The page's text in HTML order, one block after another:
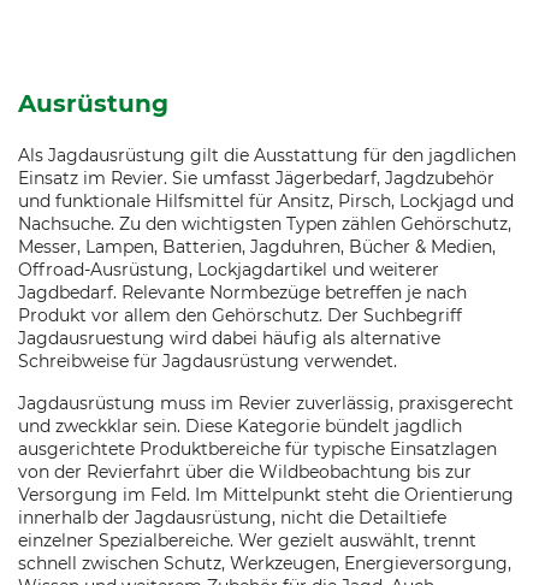
Ausrüstung
Als Jagdausrüstung gilt die Ausstattung für den jagdlichen
Einsatz im Revier. Sie umfasst Jägerbedarf, Jagdzubehör
und funktionale Hilfsmittel für Ansitz, Pirsch, Lockjagd und
Nachsuche. Zu den wichtigsten Typen zählen Gehörschutz,
Messer, Lampen, Batterien, Jagduhren, Bücher & Medien,
Offroad-Ausrüstung, Lockjagdartikel und weiterer
Jagdbedarf. Relevante Normbezüge betreffen je nach
Produkt vor allem den Gehörschutz. Der Suchbegriff
Jagdausruestung wird dabei häufig als alternative
Schreibweise für Jagdausrüstung verwendet.
Jagdausrüstung muss im Revier zuverlässig, praxisgerecht
und zweckklar sein. Diese Kategorie bündelt jagdlich
ausgerichtete Produktbereiche für typische Einsatzlagen
von der Revierfahrt über die Wildbeobachtung bis zur
Versorgung im Feld. Im Mittelpunkt steht die Orientierung
innerhalb der Jagdausrüstung, nicht die Detailtiefe
einzelner Spezialbereiche. Wer gezielt auswählt, trennt
schnell zwischen Schutz, Werkzeugen, Energieversorgung,